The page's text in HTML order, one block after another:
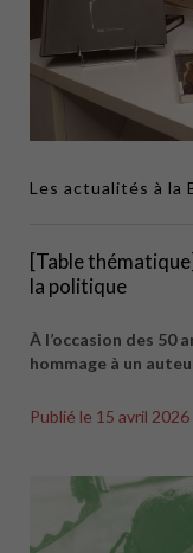
Les actualités à la
[Table
la politique
À l’occasion des 50
hommage à un
Publié le 15 avril 2026